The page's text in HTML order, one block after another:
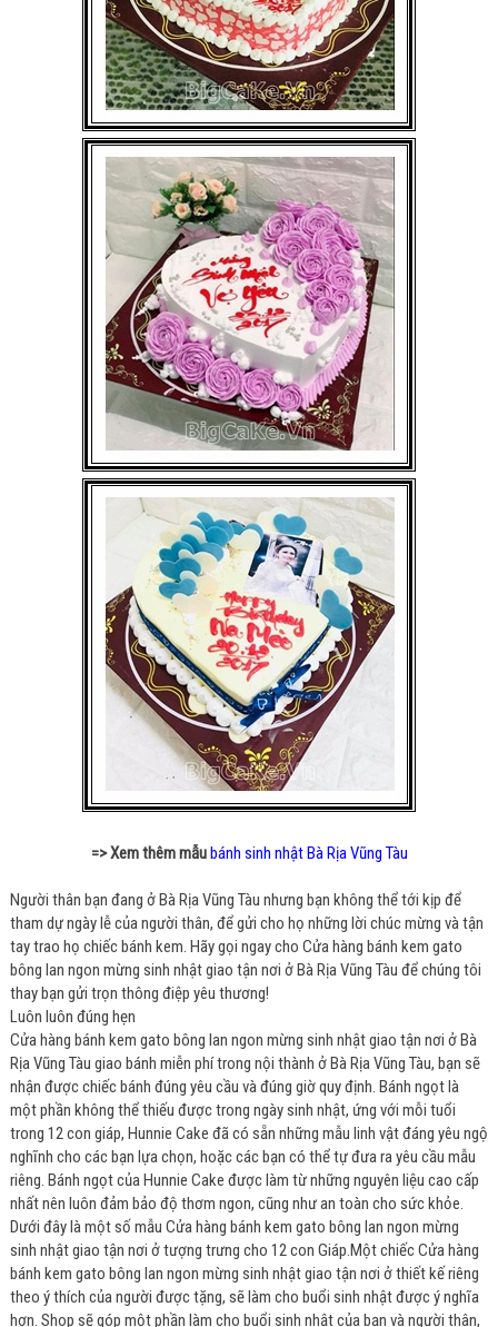
=> Xem thêm mẫubánh sinh nhật Bà Rịa Vũng Tàu
Người thân bạn đang ở Bà Rịa Vũng Tàu nhưng bạn không thể tới kịp để
tham dự ngày lễ của người thân, để gửi cho họ những lời chúc mừng và tận
tay trao họ chiếc bánh kem. Hãy gọi ngay cho Cửa hàng bánh kem gato
bông lan ngon mừng sinh nhật giao tận nơi ở Bà Rịa Vũng Tàu để chúng tôi
thay bạn gửi trọn thông điệp yêu thương!
Luôn luôn đúng hẹn
Cửa hàng bánh kem gato bông lan ngon mừng sinh nhật giao tận nơi ở Bà
Rịa Vũng Tàu giao bánh miễn phí trong nội thành ở Bà Rịa Vũng Tàu, bạn sẽ
nhận được chiếc bánh đúng yêu cầu và đúng giờ quy định. Bánh ngọt là
một phần không thể thiếu được trong ngày sinh nhật, ứng với mỗi tuổi
trong 12 con giáp, Hunnie Cake đã có sẵn những mẫu linh vật đáng yêu ngộ
nghĩnh cho các bạn lựa chọn, hoặc các bạn có thể tự đưa ra yêu cầu mẫu
riêng. Bánh ngọt của Hunnie Cake được làm từ những nguyên liệu cao cấp
nhất nên luôn đảm bảo độ thơm ngon, cũng như an toàn cho sức khỏe.
Dưới đây là một số mẫu Cửa hàng bánh kem gato bông lan ngon mừng
sinh nhật giao tận nơi ở tượng trưng cho 12 con Giáp.Một chiếc Cửa hàng
bánh kem gato bông lan ngon mừng sinh nhật giao tận nơi ở thiết kế riêng
theo ý thích của người được tặng, sẽ làm cho buổi sinh nhật được ý nghĩa
hơn. Shop sẽ góp một phần làm cho buổi sinh nhật của bạn và người thân,